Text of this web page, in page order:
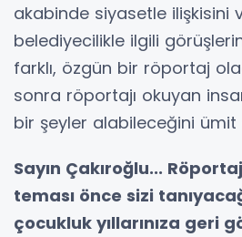
akabinde siyasetle ilişkisini
belediyecilikle ilgili
farklı, özgün bir röportaj
sonra röportajı okuyan
bir şeyler alabileceğini ümit
Sayın Çakıroğlu...
teması önce sizi
çocukluk yıllarınıza geri